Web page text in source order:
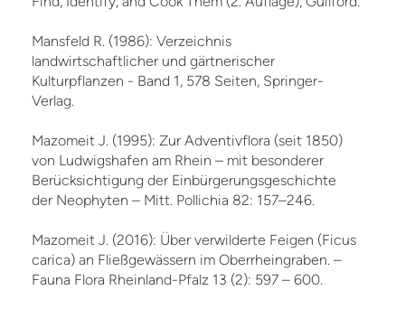
Mansfeld R. (1986): Verzeichnis
landwirtschaftlicher und gärtnerischer
Kulturpflanzen - Band 1, 578 Seiten, Springer-
Verlag.
Mazomeit J. (1995): Zur Adventivflora (seit 1850)
von Ludwigshafen am Rhein – mit besonderer
Berücksichtigung der Einbürgerungsgeschichte
der Neophyten – Mitt. Pollichia 82: 157–246.
Mazomeit J. (2016): Über verwilderte Feigen (Ficus
carica) an Fließgewässern im Oberrheingraben. –
Fauna Flora Rheinland-Pfalz 13 (2): 597 – 600.